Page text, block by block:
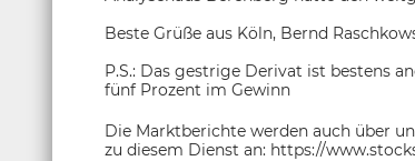
Beste Grüße aus Köln, Bernd
P.S.: Das gestrige Derivat ist bestens
fünf Prozent im Gewinn
Die Marktberichte werden auch über
zu diesem Dienst an: https://